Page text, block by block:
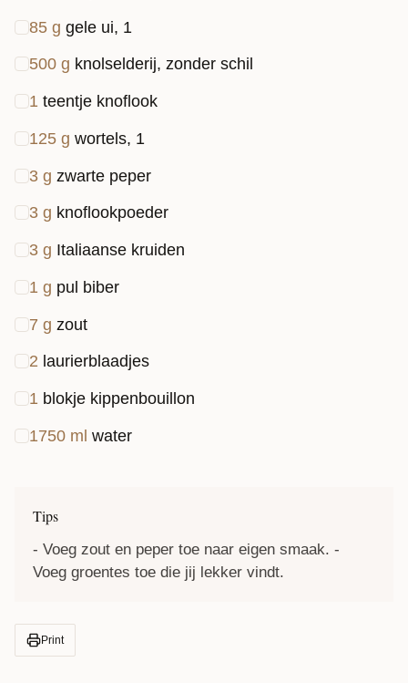
groente, maar deze knol komt heel goed van pas
heerlijke groente die mij stiekem doet denken aan
de aardappel. Hartig, veelzijdig en heerlijk zacht
knolselderijsoep gauw, want het is echt waard.
85 g gele ui, 1
500 g knolselderij, zonder schil
1 teentje knoflook
125 g wortels, 1
3 g zwarte peper
3 g knoflookpoeder
3 g Italiaanse kruiden
1 g pul biber
7 g zout
2 laurierblaadjes
1 blokje kippenbouillon
1750 ml water
Tips
- Voeg zout en peper toe naar eigen smaak. -
Voeg groentes toe die jij lekker vindt.
Print